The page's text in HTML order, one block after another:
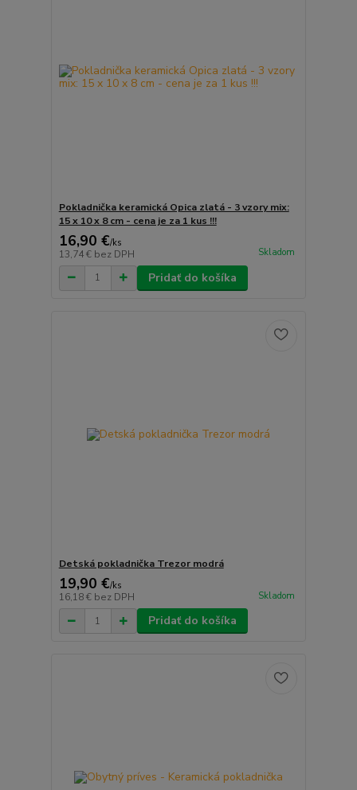
Pokladnička keramická Opica zlatá - 3 vzory mix:
15 x 10 x 8 cm - cena je za 1 kus !!!
16,90 €/ks
13,74 € bez DPH Skladom
Pridať do košíka
Detská pokladnička Trezor modrá
19,90 €/ks
16,18 € bez DPH Skladom
Pridať do košíka